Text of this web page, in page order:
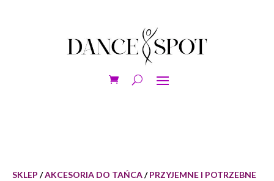
SKLEP /AKCESORIA DO TAŃCA/PRZYJEMNE I POTRZEBNE